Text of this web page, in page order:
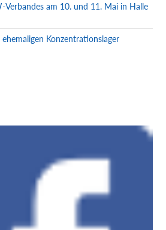
Verbandes am 10. und 11. Mai in Halle
Konzentrationslager